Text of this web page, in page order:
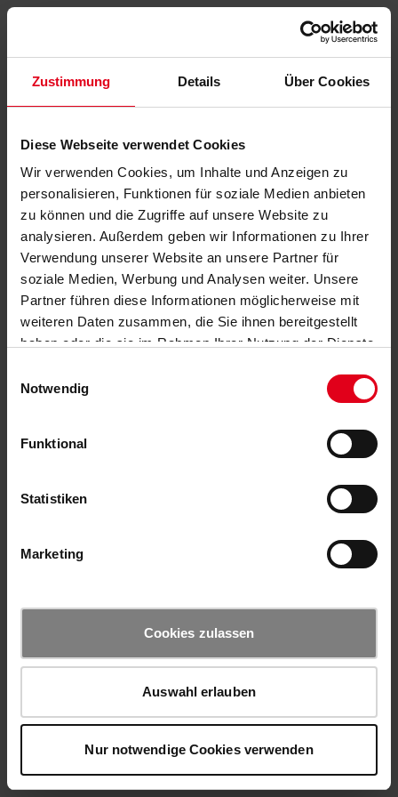
Zustimmung Details Über Cookies
Diese Webseite verwendet Cookies
Wir verwenden Cookies, um Inhalte und Anzeigen zu
personalisieren, Funktionen für soziale Medien anbieten
zu können und die Zugriffe auf unsere Website zu
analysieren. Außerdem geben wir Informationen zu Ihrer
Verwendung unserer Website an unsere Partner für
soziale Medien, Werbung und Analysen weiter. Unsere
Partner führen diese Informationen möglicherweise mit
weiteren Daten zusammen, die Sie ihnen bereitgestellt
haben oder die sie im Rahmen Ihrer Nutzung der Dienste
Notwendig
Funktional
Statistiken
Marketing
Cookies zulassen
Auswahl erlauben
Nur notwendige Cookies verwenden